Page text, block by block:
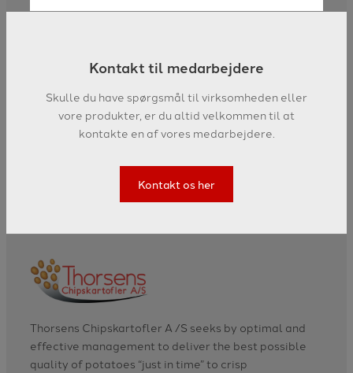
Kontakt til medarbejdere
Skulle du have spørgsmål til virksomheden eller
vore produkter, er du altid velkommen til at
kontakte en af vores medarbejdere.
Kontakt os her
Thorsens Chipskartofler A /S seeks by optimal and
effective management to deliver the best possible
quality of potatoes “just in time” to crisp